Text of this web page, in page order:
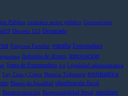
normativa
de
Inteligencia
Artificial
compromiso:
Antonio
Gallego,
nominado
en
la
prestigiosa
lista
Pública contratos sector público Coronavirus
Decreto 113 Destacado
Empresa Familiar españa Extremadura
Industria de drones innovación
Junta de Extremadura lca Legalidad administrativa
Ley Crea y Crece Materia Tributaria normativa
Planes de Igualdad planificación fiscal
Reestructuración Responsabilidad Penal sanciones